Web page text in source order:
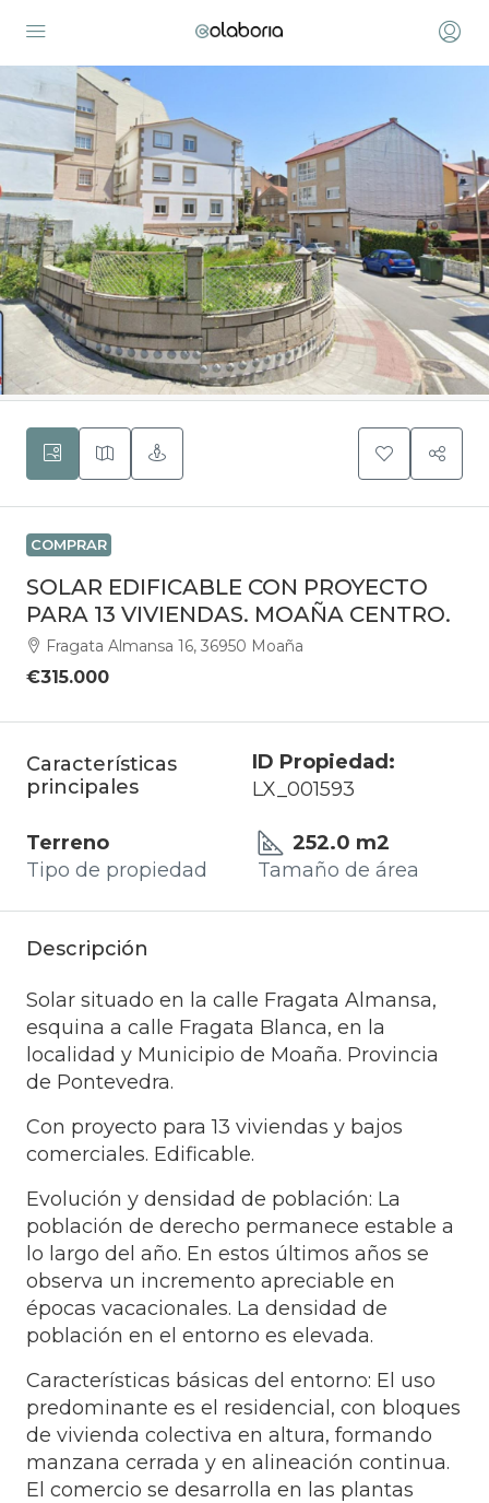
COMPRAR
SOLAR EDIFICABLE CON PROYECTO
PARA 13 VIVIENDAS. MOAÑA CENTRO.
Fragata Almansa 16, 36950 Moaña
€315.000
Características
principales
ID Propiedad:
LX_001593
Terreno
Tipo de propiedad
252.0 m2
Tamaño de área
Descripción
Solar situado en la calle Fragata Almansa,
esquina a calle Fragata Blanca, en la
localidad y Municipio de Moaña. Provincia
de Pontevedra.
Con proyecto para 13 viviendas y bajos
comerciales. Edificable.
Evolución y densidad de población: La
población de derecho permanece estable a
lo largo del año. En estos últimos años se
observa un incremento apreciable en
épocas vacacionales. La densidad de
población en el entorno es elevada.
Características básicas del entorno: El uso
predominante es el residencial, con bloques
de vivienda colectiva en altura, formando
manzana cerrada y en alineación continua.
El comercio se desarrolla en las plantas